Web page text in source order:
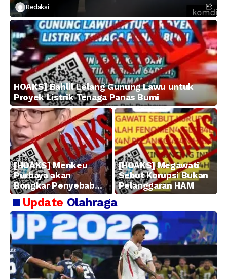
Redaksi
HOAKS] Bahlil Lelang Gunung Lawu untuk
Proyek Listrik Tenaga Panas Bumi
[HOAKS] Menkeu
Purbaya akan
Bongkar Penyebab
Kerugian BUMN
[HOAKS] Megawati
Sebut Korupsi Bukan
Pelanggaran HAM
Update Olahraga